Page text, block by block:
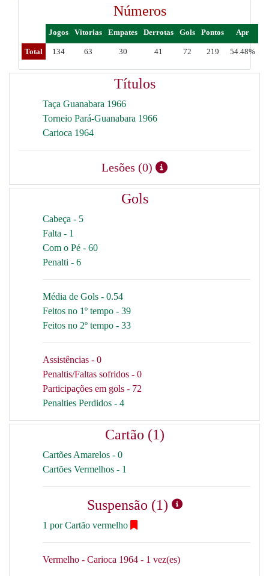
Números
Jogos Vitorias Empates Derrotas Gols Pontos Apr
Total 134 63 30 41 72 219 54.48%
Títulos
Taça Guanabara 1966
Torneio Pará-Guanabara 1966
Carioca 1964
Lesões (0)
Gols
Cabeça - 5
Falta - 1
Com o Pé - 60
Penalti - 6
Média de Gols - 0.54
Feitos no 1º tempo - 39
Feitos no 2º tempo - 33
Assistências - 0
Penaltis/Faltas sofridos - 0
Participações em gols - 72
Penalties Perdidos - 4
Cartão (1)
Cartões Amarelos - 0
Cartões Vermelhos - 1
Suspensão (1)
1 por Cartão vermelho
Vermelho - Carioca 1964 - 1 vez(es)